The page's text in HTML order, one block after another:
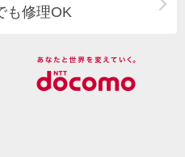
も修理OK